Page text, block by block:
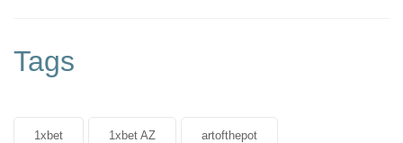
Tags
1xbet 1xbet AZ artofthepot